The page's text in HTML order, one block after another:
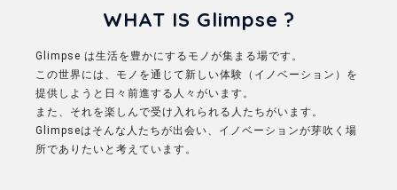
WHAT IS Glimpse ?
Glimpse は生活を豊かにするモノが集まる場です。
この世界には、モノを通じて新しい体験（イノベーション）を
提供しようと日々前進する人々がいます。
また、それを楽しんで受け入れられる人たちがいます。
Glimpseはそんな人たちが出会い、イノベーションが芽吹く場
所でありたいと考えています。